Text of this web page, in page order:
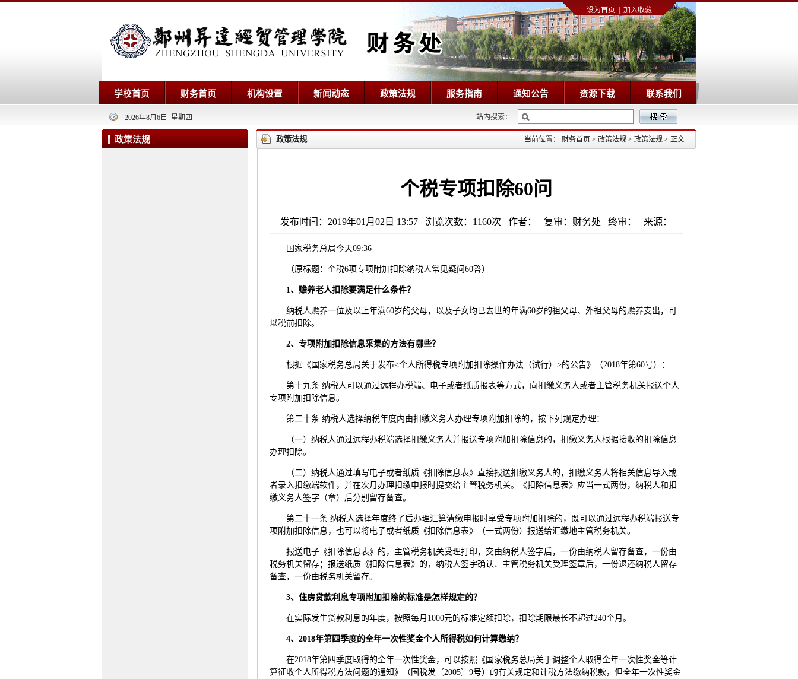
设为首页 加入收藏
学校首页 财务首页 机构设置 新闻动态 政策法规 服务指南 通知公告 资源下载 联系我们
2026年8月6日 星期四 站内搜索：
政策法规 政策法规 当前位置： 财务首页 > 政策法规 > 政策法规 > 正文
个税专项扣除60问
发布时间：2019年01月02日 13:57 浏览次数： 1160次 作者： 复审：财务处 终审： 来源：
国家税务总局今天09:36
（原标题：个税6项专项附加扣除纳税人常见疑问60答）
1 、赡养老人扣除要满足什么条件？
纳税人赡养一位及以上年满60岁的父母，以及子女均已去世的年满60岁的祖父母、外祖父母的赡养支出，可
以税前扣除。
2、专项附加扣除信息采集的方法有哪些？
根据《国家税务总局关于发布<个人所得税专项附加扣除操作办法（试行）>的公告》（2018年第60号）：
第十九条 纳税人可以通过远程办税端、电子或者纸质报表等方式，向扣缴义务人或者主管税务机关报送个人
专项附加扣除信息。
第二十条 纳税人选择纳税年度内由扣缴义务人办理专项附加扣除的，按下列规定办理：
（一）纳税人通过远程办税端选择扣缴义务人并报送专项附加扣除信息的，扣缴义务人根据接收的扣除信息
办理扣除。
（二）纳税人通过填写电子或者纸质《扣除信息表》直接报送扣缴义务人的，扣缴义务人将相关信息导入或
者录入扣缴端软件，并在次月办理扣缴申报时提交给主管税务机关。《扣除信息表》应当一式两份，纳税人和扣
缴义务人签字（章）后分别留存备查。
第二十一条 纳税人选择年度终了后办理汇算清缴申报时享受专项附加扣除的，既可以通过远程办税端报送专
项附加扣除信息，也可以将电子或者纸质《扣除信息表》（一式两份）报送给汇缴地主管税务机关。
报送电子《扣除信息表》的，主管税务机关受理打印，交由纳税人签字后，一份由纳税人留存备查，一份由
税务机关留存；报送纸质《扣除信息表》的，纳税人签字确认、主管税务机关受理签章后，一份退还纳税人留存
备查，一份由税务机关留存。
3、住房贷款利息专项附加扣除的标准是怎样规定的？
在实际发生贷款利息的年度，按照每月1000元的标准定额扣除，扣除期限最长不超过240个月。
4、2018年第四季度的全年一次性奖金个人所得税如何计算缴纳？
在2018年第四季度取得的全年一次性奖金，可以按照《国家税务总局关于调整个人取得全年一次性奖金等计
算征收个人所得税方法问题的通知》（国税发〔2005〕9号）的有关规定和计税方法缴纳税款，但全年一次性奖金